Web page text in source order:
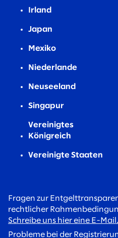
Irland
Japan
Mexiko
Niederlande
Neuseeland
Singapur
Vereinigtes
Königreich
Vereinigte Staaten
Fragen zur
rechtlicher
Schreibe uns hier eine E-Mail.
Probleme bei der